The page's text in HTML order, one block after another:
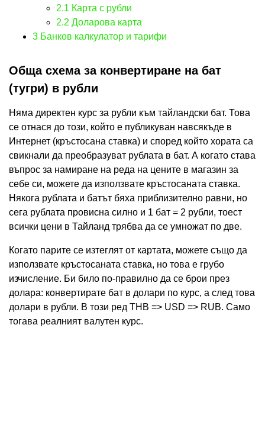
2.1 Карта с рубли
2.2 Доларова карта
3 Банков калкулатор и тарифи
Обща схема за конвертиране на бат
(тугри) в рубли
Няма директен курс за рубли към тайландски бат. Това
се отнася до този, който е публикуван навсякъде в
Интернет (кръстосана ставка) и според който хората са
свикнали да преобразуват рублата в бат. А когато става
въпрос за намиране на реда на цените в магазин за
себе си, можете да използвате кръстосаната ставка.
Някога рублата и батът бяха приблизително равни, но
сега рублата провисна силно и 1 бат = 2 рубли, тоест
всички цени в Тайланд трябва да се умножат по две.
Когато парите се изтеглят от картата, можете също да
използвате кръстосаната ставка, но това е грубо
изчисление. Би било по-правилно да се брои през
долара: конвертирате бат в долари по курс, а след това
долари в рубли. В този ред THB => USD => RUB. Само
тогава реалният валутен курс.